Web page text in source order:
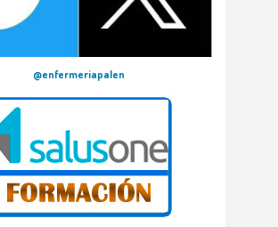
@enfermeriapalen